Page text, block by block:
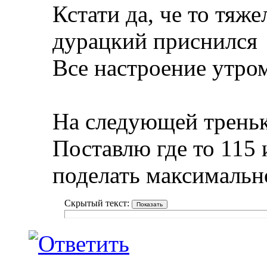
Кстати да, че то
дурацкий приснился
Все настроение
На следующей
Поставлю где то
поделать
Скрытый текст: